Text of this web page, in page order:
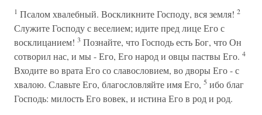
1 Псалом хвалебный. Воскликните Господу, вся земля! 2
Служите Господу с веселием; идите пред лице Его с
восклицанием! 3 Познайте, что Господь есть Бог, что Он
сотворил нас, и мы - Его, Его народ и овцы паствы Его. 4
Входите во врата Его со славословием, во дворы Его - с
хвалою. Славьте Его, благословляйте имя Его, 5 ибо благ
Господь: милость Его вовек, и истина Его в род и род.